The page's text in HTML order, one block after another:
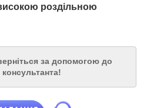
роздільною
за допомогою до